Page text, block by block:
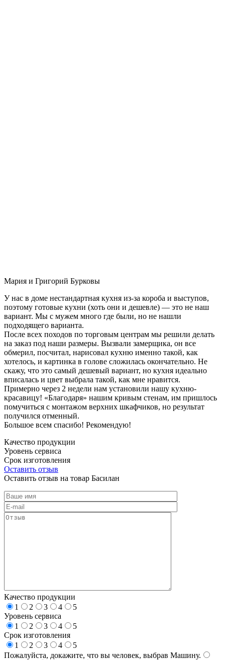
Мария и Григорий Бурковы
У нас в доме нестандартная кухня из-за короба и выступов,
поэтому готовые кухни (хоть они и дешевле) — это не наш
вариант. Мы с мужем много где были, но не нашли
подходящего варианта.
После всех походов по торговым центрам мы решили делать
на заказ под наши размеры. Вызвали замерщика, он все
обмерил, посчитал, нарисовал кухню именно такой, как
хотелось, и картинка в голове сложилась окончательно. Не
скажу, что это самый дешевый вариант, но кухня идеально
вписалась и цвет выбрала такой, как мне нравится.
Примерно через 2 недели нам установили нашу кухню-
красавицу! «Благодаря» нашим кривым стенам, им пришлось
помучиться с монтажом верхних шкафчиков, но результат
получился отменный.
Большое всем спасибо! Рекомендую!
Качество продукции
Уровень сервиса
Срок изготовления
Оставить отзыв
Оставить отзыв на товар Басилан
Качество продукции
1
2 3 4
5
Уровень сервиса
1
2 3 4
5
Срок изготовления
1
2 3 4
5
Пожалуйста, докажите, что вы человек, выбрав Машину.